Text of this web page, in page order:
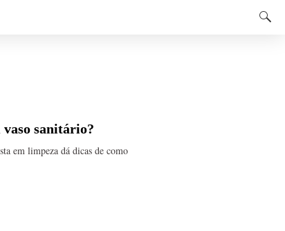
sanitário?
em limpeza dá dicas de como